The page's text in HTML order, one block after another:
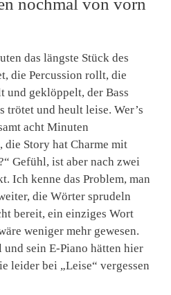
nochmal von vorn
das längste Stück des
die Percussion rollt, die
und geklöppelt, der Bass
trötet und heult leise. Wer’s
acht Minuten
die Story hat Charme mit
Gefühl, ist aber nach zwei
Ich kenne das Problem, man
die Wörter sprudeln
bereit, ein einziges Wort
weniger mehr gewesen.
sein E-Piano hätten hier
leider bei „Leise“ vergessen